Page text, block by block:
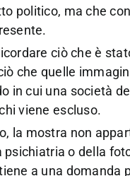
politico, ma che
ciò che è
che quelle
in cui una società
viene escluso.
la mostra non
psichiatria o della
a una domanda